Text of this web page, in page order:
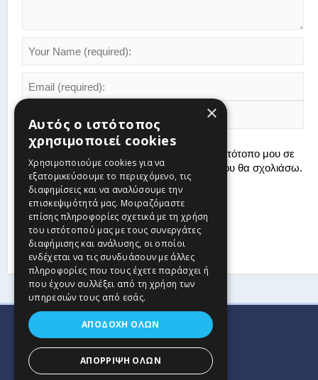
Αποθήκευσε το όνομά μου, email, και τον ιστότοπο μου σε
αυτόν τον πλοηγό για την επόμενη φορά που θα σχολιάσω.
×
Αυτός ο ιστότοπος
χρησιμοποιεί cookies
Χρησιμοποιούμε cookies για να
εξατομικεύσουμε το περιεχόμενο, τις
διαφημίσεις και να αναλύσουμε την
επισκεψιμότητά μας. Μοιραζόμαστε
επίσης πληροφορίες σχετικά με τη χρήση
του ιστότοπού μας με τους συνεργάτες
διαφήμισης και ανάλυσης, οι οποίοι
ενδέχεται να τις συνδυάσουν με άλλες
πληροφορίες που τους έχετε παράσχει ή
που έχουν συλλέξει από τη χρήση των
υπηρεσιών τους από εσάς.
ΑΠΟΔΟΧΉ ΌΛΩΝ
ΑΠΌΡΡΙΨΗ ΌΛΩΝ